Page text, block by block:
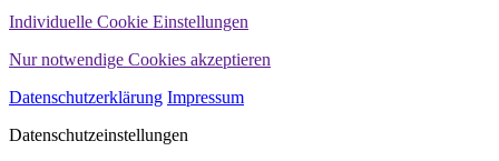
Individuelle Cookie Einstellungen
Nur notwendige Cookies akzeptieren
Datenschutzerklärung Impressum
Datenschutzeinstellungen